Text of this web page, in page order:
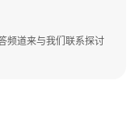
频道来与我们联系探讨